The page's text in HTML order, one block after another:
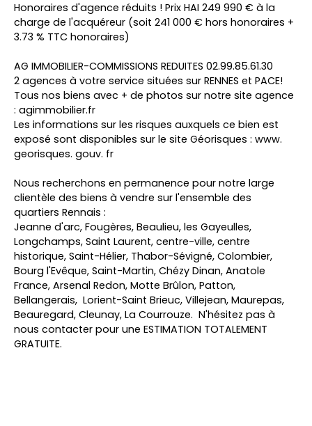
Honoraires d'agence réduits ! Prix HAI 249 990 € à la
charge de l'acquéreur (soit 241 000 € hors honoraires +
3.73 % TTC honoraires)
AG IMMOBILIER-COMMISSIONS REDUITES 02.99.85.61.30
2 agences à votre service situées sur RENNES et PACE!
Tous nos biens avec + de photos sur notre site agence
: agimmobilier.fr
Les informations sur les risques auxquels ce bien est
exposé sont disponibles sur le site Géorisques : www.
georisques. gouv. fr
Nous recherchons en permanence pour notre large
clientèle des biens à vendre sur l'ensemble des
quartiers Rennais :
Jeanne d'arc, Fougères, Beaulieu, les Gayeulles,
Longchamps, Saint Laurent, centre-ville, centre
historique, Saint-Hélier, Thabor-Sévigné, Colombier,
Bourg l'Evêque, Saint-Martin, Chézy Dinan, Anatole
France, Arsenal Redon, Motte Brûlon, Patton,
Bellangerais, Lorient-Saint Brieuc, Villejean, Maurepas,
Beauregard, Cleunay, La Courrouze. N'hésitez pas à
nous contacter pour une ESTIMATION TOTALEMENT
GRATUITE.